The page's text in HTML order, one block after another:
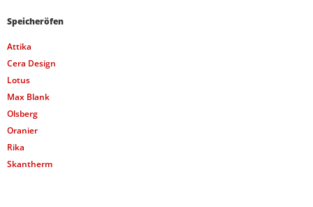
Speicheröfen
Attika
Cera Design
Lotus
Max Blank
Olsberg
Oranier
Rika
Skantherm